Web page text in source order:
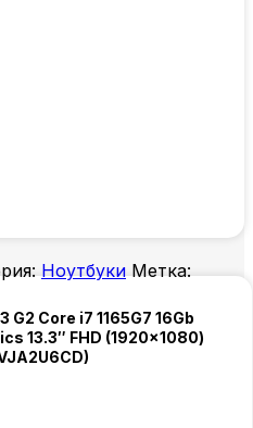
Ноутбуки Метка:
G2 Core i7 1165G7 16Gb
13.3″ FHD (1920×1080)